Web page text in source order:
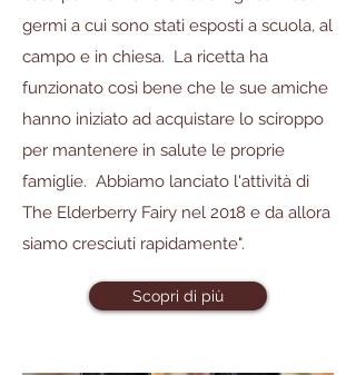
germi a cui sono stati esposti a scuola, al
campo e in chiesa. La ricetta ha
funzionato così bene che le sue amiche
hanno iniziato ad acquistare lo sciroppo
per mantenere in salute le proprie
famiglie. Abbiamo lanciato l'attività di
The Elderberry Fairy nel 2018 e da allora
siamo cresciuti rapidamente".
Scopri di più